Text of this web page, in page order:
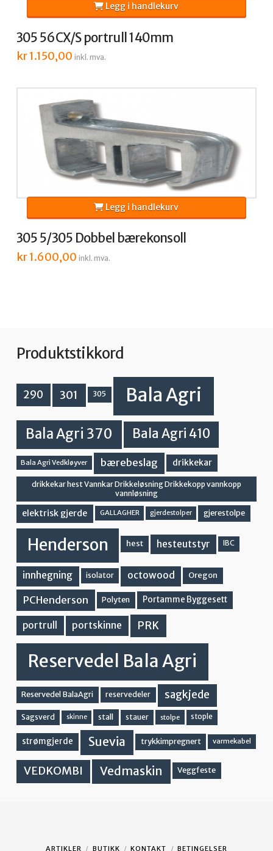
305 56CX/S portrull 140mm
kr1.150,00 inkl. mva.
Legg i handlekurv
305 5/305 Dobbel bærekonsoll
kr1.600,00 inkl. mva.
Legg i handlekurv
Produktstikkord
290 301 305 Bala Agri
Bala Agri 370 Bala Agri 410
Bala Agri Vedkløyver bærebeslag drikkekar
drikkekar hest Vannkar Drikkeløsning Drikkekopp vannkopp
vannløsning
elektrisk gjerde GALLAGHER gjerdestolper gjerestolpe
Henderson hest hesteutstyr IBC
innhegning isolator octowood Oregon
PCHenderson Polyten Portamme Byggesett
portrull portskinne PRK
Reservedel Bala Agri
Reservedel BalaAgri reservedeler sagkjede
Sagsverd skinne stall stauer stolpe stople
strømgjerde Suevia trykkimpregnert varmekabel
VEDKOMBI Vedmaskin Veggfeste
ARTIKLER BUTIKK KONTAKT BETINGELSER